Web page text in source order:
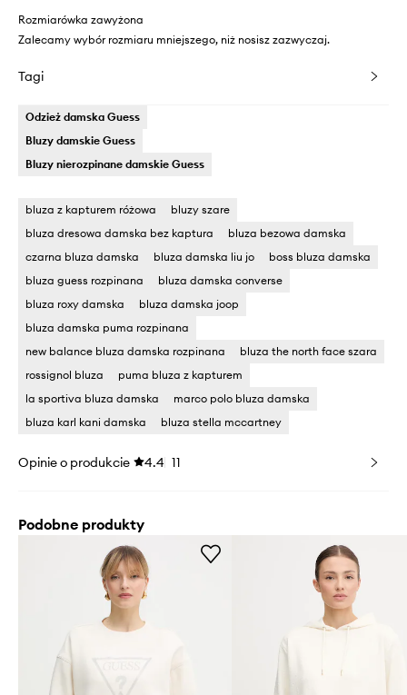
Rozmiarówka zawyżona
Zalecamy wybór rozmiaru mniejszego, niż nosisz zazwyczaj.
Tagi
Odzież damska Guess
Bluzy damskie Guess
Bluzy nierozpinane damskie Guess
bluza z kapturem różowa
bluzy szare
bluza dresowa damska bez kaptura
bluza bezowa damska
czarna bluza damska
bluza damska liu jo
boss bluza damska
bluza guess rozpinana
bluza damska converse
bluza roxy damska
bluza damska joop
bluza damska puma rozpinana
new balance bluza damska rozpinana
bluza the north face szara
rossignol bluza
puma bluza z kapturem
la sportiva bluza damska
marco polo bluza damska
bluza karl kani damska
bluza stella mccartney
Opinie o produkcie 4.4 11
Podobne produkty